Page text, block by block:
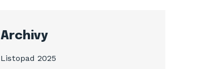
Archivy
Listopad 2025